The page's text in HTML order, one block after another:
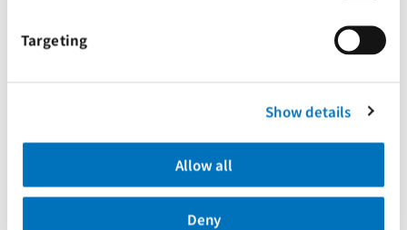
Targeting
Show details
Allow all
Deny
生
董事